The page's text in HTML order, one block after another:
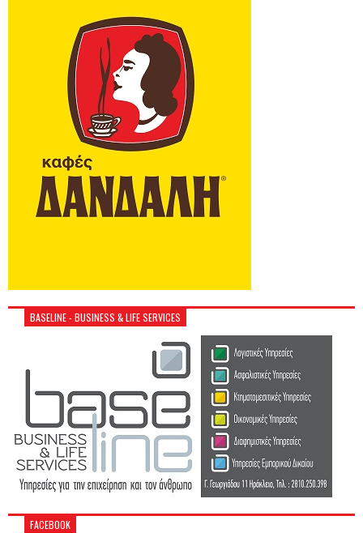
BASELINE - BUSINESS & LIFE SERVICES
FACEBOOK